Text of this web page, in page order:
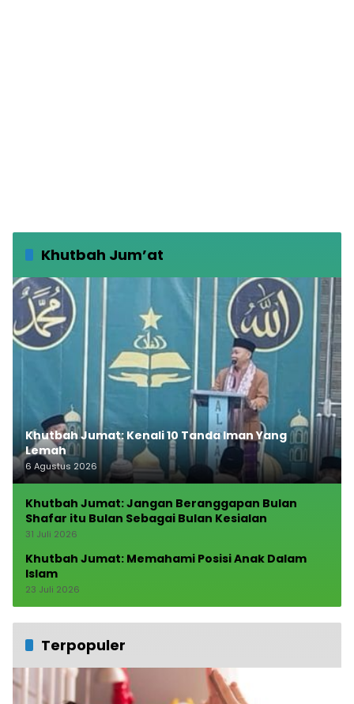
Khutbah Jum’at
Khutbah Jumat: Kenali 10 Tanda Iman Yang
Lemah
6 Agustus 2026
Khutbah Jumat: Jangan Beranggapan Bulan
Shafar itu Bulan Sebagai Bulan Kesialan
31 Juli 2026
Khutbah Jumat: Memahami Posisi Anak Dalam
Islam
23 Juli 2026
Terpopuler